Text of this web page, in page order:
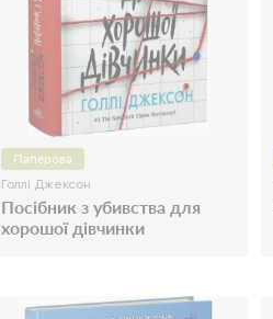
Паперова
Голлі Джексон
Посібник з убивства для
хорошої дівчинки